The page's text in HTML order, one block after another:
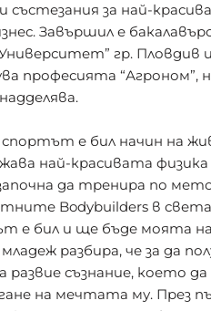
състезания за най-
Завършил е
гр. Пловдив
професията “Агроном”,
е бил начин на
най-красивата
да тренира по
Bodybuilders в
е бил и ще бъде моята
разбира, че за да
развие съзнание, което
на мечтата му. През